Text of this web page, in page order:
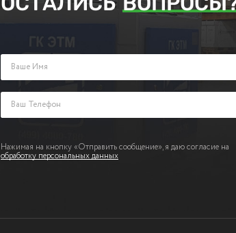
Заполните поля ниже и оставьте заявку. Наш
Нажимая на кнопку «Отправить сообщение», я даю согласие на
обработку персональных данных